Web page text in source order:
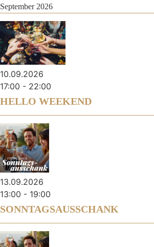
September 2026
10.09.2026
17:00 - 22:00
HELLO WEEKEND
13.09.2026
13:00 - 19:00
SONNTAGSAUSSCHANK